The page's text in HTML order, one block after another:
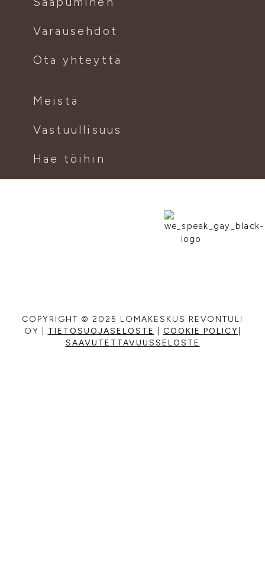
Varausehdot
Ota yhteyttä
Meistä
Vastuullisuus
Hae töihin
COPYRIGHT © 2025 LOMAKESKUS REVONTULI
OY | TIETOSUOJASELOSTE COOKIE POLICY
SAAVUTETTAVUUSSELOSTE